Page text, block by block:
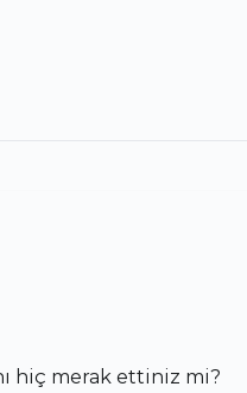
hiç merak ettiniz mi?